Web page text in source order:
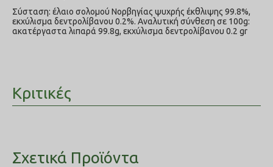
Σύσταση: έλαιο σολοµού Νορβηγίας ψυχρής έκθλιψης 99.8%,
εκχύλισµα δεντρολίβανου 0.2%. Αναλυτική σύνθεση σε 100g:
ακατέργαστα λιπαρά 99.8g, εκχύλισµα δεντρολίβανου 0.2 gr
Κριτικές
Σχετικά Προϊόντα